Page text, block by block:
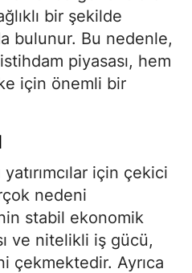
bir şekilde
bulunur. Bu nedenle,
piyasası, hem
için önemli bir
için çekici
nedeni
stabil ekonomik
ve nitelikli iş gücü,
çekmektedir. Ayrıca